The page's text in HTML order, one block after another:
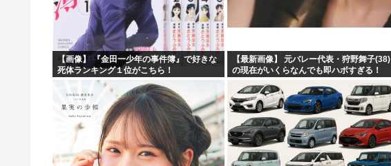
【画像】 『金田一少年の事件簿』で好きな
死体ランキング１位がこちら！
【最新画像】 元バレー代表・狩野舞子(38)
の現在がいくらなんでも即ハボすぎる！